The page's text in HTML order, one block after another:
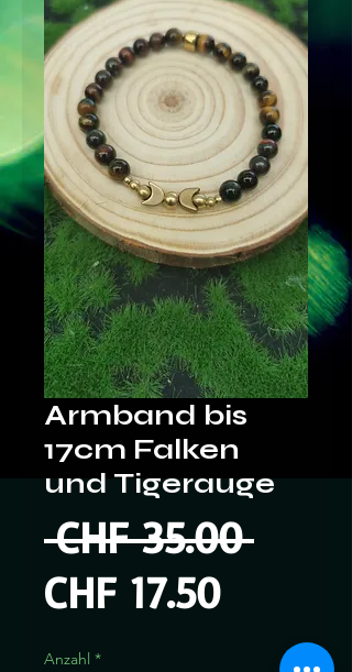
Armband bis
17cm Falken
und Tigerauge
CHF 35.00
CHF 17.50Sale-
Preis
Anzahl *